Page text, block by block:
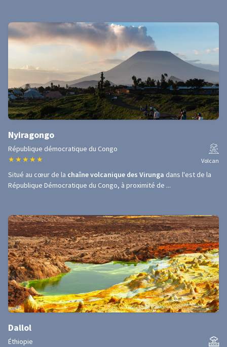
Nyiragongo
République démocratique du Congo
★ ★ ★ ★ ★ Volcan
Situé au cœur de la chaîne volcanique des Virunga dans l'est de la
République Démocratique du Congo, à proximité de ...
Dallol
Éthiopie